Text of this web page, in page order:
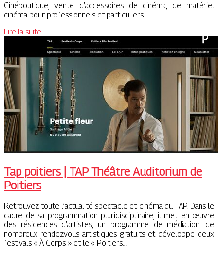
Cinéboutique, vente d’accessoires de cinéma, de matériel
cinéma pour professionnels et particuliers
Lire la suite
Tap poitiers | TAP Théâtre Auditorium de
Poitiers
Retrouvez toute l’actualité spectacle et cinéma du TAP. Dans le
cadre de sa programmation pluridisciplinaire, il met en œuvre
des résidences d’artistes, un programme de médiation, de
nombreux rendezvous artistiques gratuits et développe deux
festivals « À Corps » et le « Poitiers…